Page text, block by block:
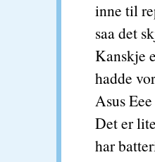
inne til
saa det
Kanskje
hadde
Asus
Det er
har